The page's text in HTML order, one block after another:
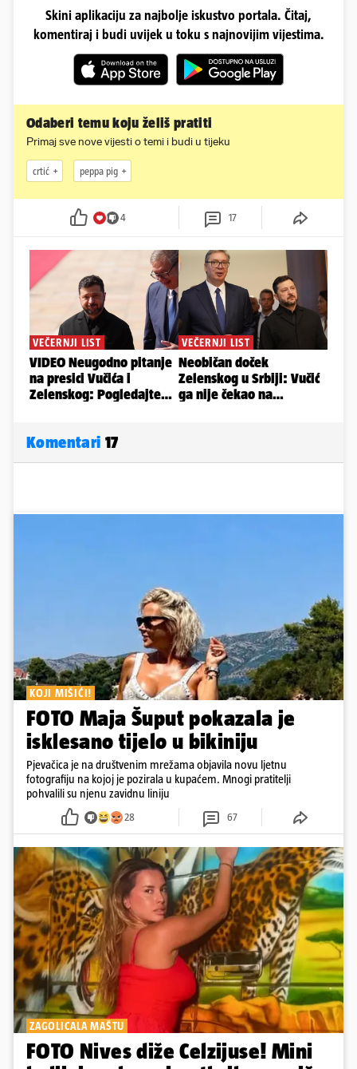
Skini aplikaciju za najbolje iskustvo portala. Čitaj,
komentiraj i budi uvijek u toku s najnovijim vijestima.
Odaberi temu koju želiš pratiti
Primaj sve nove vijesti o temi i budi u tijeku
crtić peppa pig
4 17
Komentari 17
KOJI MIŠIĆI!
FOTO Maja Šuput pokazala je
isklesano tijelo u bikiniju
Pjevačica je na društvenim mrežama objavila novu ljetnu
fotografiju na kojoj je pozirala u kupaćem. Mnogi pratitelji
pohvalili su njenu zavidnu liniju
28 67
ZAGOLICALA MAŠTU
FOTO Nives diže Celzijuse! Mini